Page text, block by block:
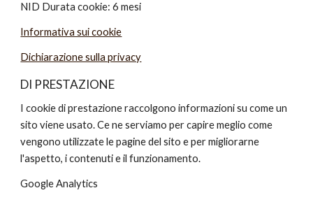
NID Durata cookie: 6 mesi
Informativa sui cookie
Dichiarazione sulla privacy
DI PRESTAZIONE
I cookie di prestazione raccolgono informazioni su come un
sito viene usato. Ce ne serviamo per capire meglio come
vengono utilizzate le pagine del sito e per migliorarne
l'aspetto, i contenuti e il funzionamento.
Google Analytics